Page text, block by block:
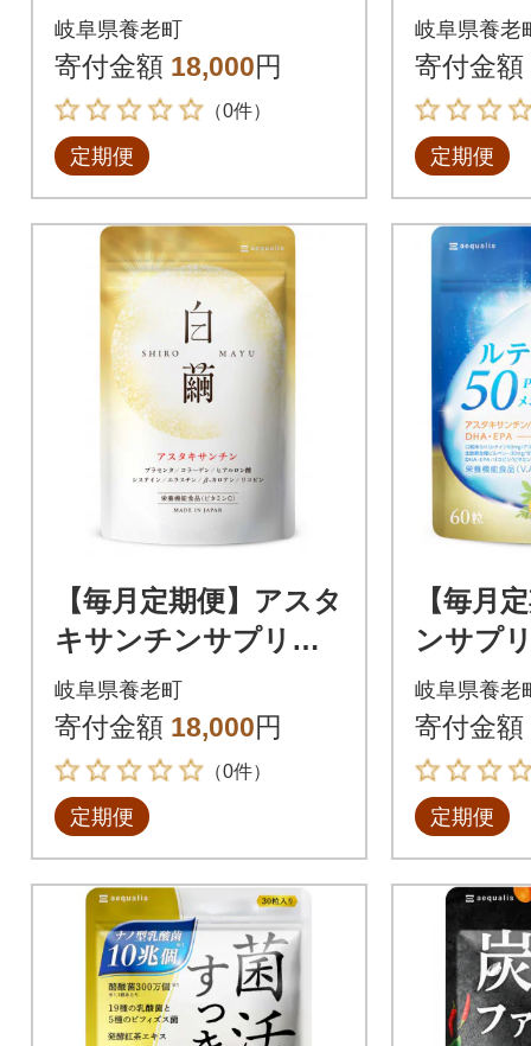
食品アスタキサンチ
ン配合HAKUAハクア
30日30粒全4回
岐阜県養老町
寄付金額 18,000円
（0件）
定期便
ン亜鉛
NOソル
180粒全
岐阜県養老
寄付金額
定期便
【毎月定期便】アスタ
キサンチンサプリメ
ント ビタミンC コラ
ーゲン配合白繭しろ
まゆ30日30粒全4回
岐阜県養老町
寄付金額 18,000円
（0件）
定期便
【毎月
ンサプ
イン
テイン
0日60粒
岐阜県養老
寄付金額
定期便